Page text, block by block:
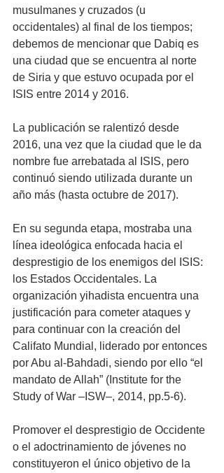
musulmanes y cruzados (u
occidentales) al final de los tiempos;
debemos de mencionar que Dabiq es
una ciudad que se encuentra al norte
de Siria y que estuvo ocupada por el
ISIS entre 2014 y 2016.
La publicación se ralentizó desde
2016, una vez que la ciudad que le da
nombre fue arrebatada al ISIS, pero
continuó siendo utilizada durante un
año más (hasta octubre de 2017).
En su segunda etapa, mostraba una
línea ideológica enfocada hacia el
desprestigio de los enemigos del ISIS:
los Estados Occidentales. La
organización yihadista encuentra una
justificación para cometer ataques y
para continuar con la creación del
Califato Mundial, liderado por entonces
por Abu al-Bahdadi, siendo por ello “el
mandato de Allah” (Institute for the
Study of War –ISW–, 2014, pp.5-6).
Promover el desprestigio de Occidente
o el adoctrinamiento de jóvenes no
constituyeron el único objetivo de la